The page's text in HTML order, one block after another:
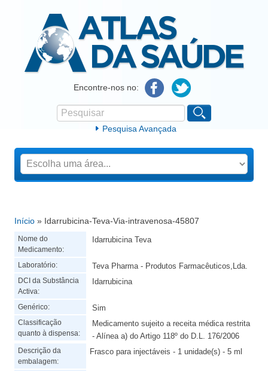
Atlas da SaúdeEncontre-nos no:
Formulário de procura
Pesquisar
Pesquisa Avançada
Está aqui
Início » Idarrubicina-Teva-Via-intravenosa-45807
Nome do
Medicamento:
Idarrubicina Teva
Laboratório: Teva Pharma - Produtos Farmacêuticos,Lda.
DCI da Substância
Activa:
Idarrubicina
Genérico: Sim
Classificação
quanto à dispensa:
Medicamento sujeito a receita médica restrita
- Alínea a) do Artigo 118º do D.L. 176/2006
Descrição da
embalagem:
Frasco para injectáveis - 1 unidade(s) - 5 ml